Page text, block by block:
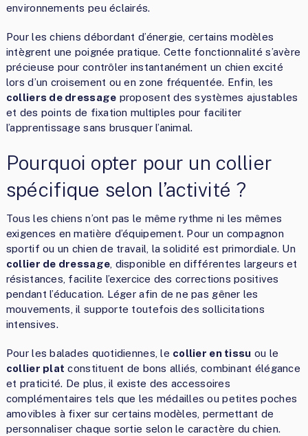
environnements peu éclairés.
Pour les chiens débordant d’énergie, certains modèles
intègrent une poignée pratique. Cette fonctionnalité s’avère
précieuse pour contrôler instantanément un chien excité
lors d’un croisement ou en zone fréquentée. Enfin, les
colliers de dressage proposent des systèmes ajustables
et des points de fixation multiples pour faciliter
l’apprentissage sans brusquer l’animal.
Pourquoi opter pour un collier
spécifique selon l’activité ?
Tous les chiens n’ont pas le même rythme ni les mêmes
exigences en matière d’équipement. Pour un compagnon
sportif ou un chien de travail, la solidité est primordiale. Un
collier de dressage , disponible en différentes largeurs et
résistances, facilite l’exercice des corrections positives
pendant l’éducation. Léger afin de ne pas gêner les
mouvements, il supporte toutefois des sollicitations
intensives.
Pour les balades quotidiennes, le collier en tissu ou le
collier plat constituent de bons alliés, combinant élégance
et praticité. De plus, il existe des accessoires
complémentaires tels que les médailles ou petites poches
amovibles à fixer sur certains modèles, permettant de
personnaliser chaque sortie selon le caractère du chien.